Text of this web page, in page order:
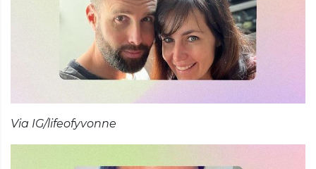
Via IG/lifeofyvonne